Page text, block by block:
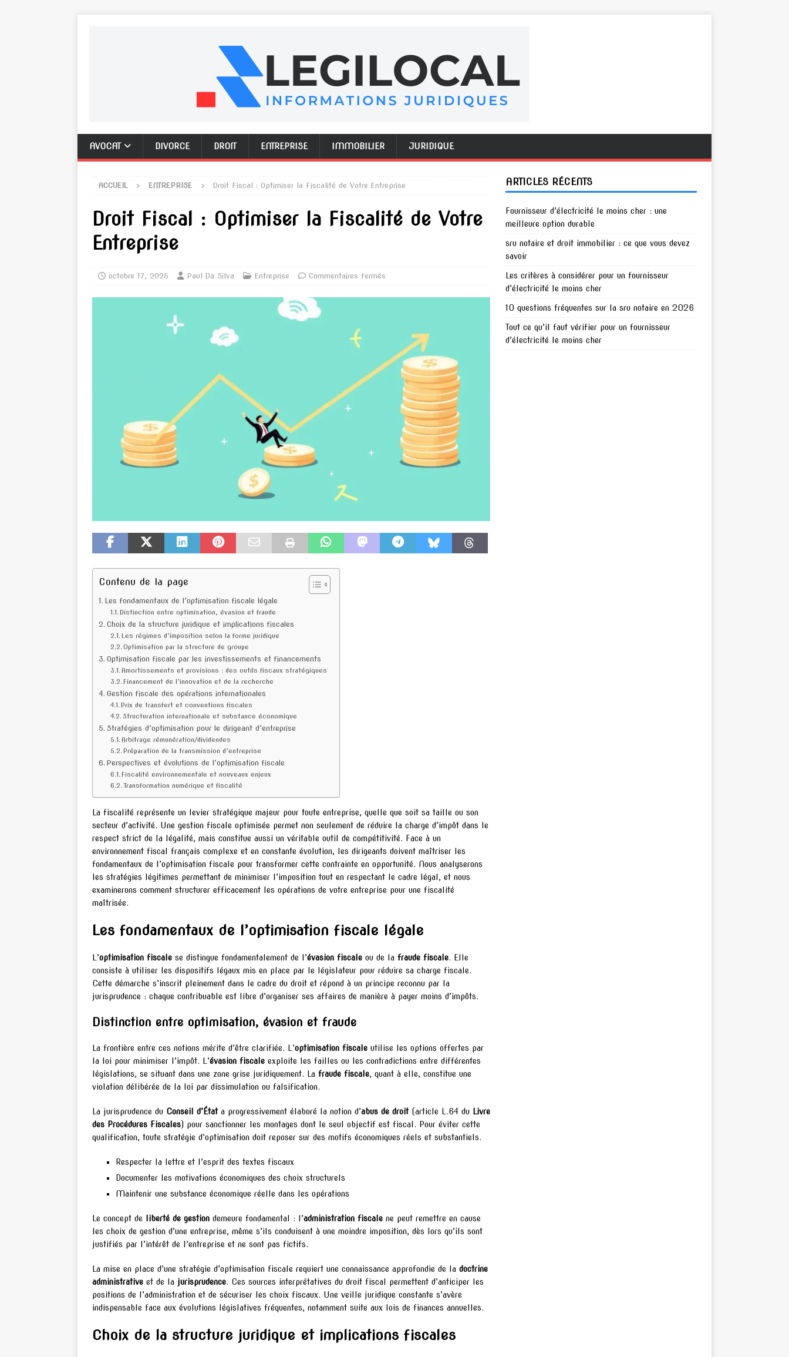
AVOCAT DIVORCE DROIT ENTREPRISE IMMOBILIER JURIDIQUE
ACCUEIL ENTREPRISE Droit Fiscal : Optimiser la Fiscalité de Votre Entreprise
Droit Fiscal : Optimiser la Fiscalité de Votre
Entreprise
octobre 17, 2025 Paul Da Silva Entreprise Commentaires fermés
Contenu de la page
Les fondamentaux de l’optimisation fiscale légale
Distinction entre optimisation, évasion et fraude
Choix de la structure juridique et implications fiscales
Les régimes d’imposition selon la forme juridique
Optimisation par la structure de groupe
Optimisation fiscale par les investissements et financements
Amortissements et provisions : des outils fiscaux stratégiques
Financement de l’innovation et de la recherche
Gestion fiscale des opérations internationales
Prix de transfert et conventions fiscales
Structuration internationale et substance économique
Stratégies d’optimisation pour le dirigeant d’entreprise
Arbitrage rémunération/dividendes
Préparation de la transmission d’entreprise
Perspectives et évolutions de l’optimisation fiscale
Fiscalité environnementale et nouveaux enjeux
Transformation numérique et fiscalité
La fiscalité représente un levier stratégique majeur pour toute entreprise, quelle que soit sa taille ou son
secteur d’activité. Une gestion fiscale optimisée permet non seulement de réduire la charge d’impôt dans le
respect strict de la légalité, mais constitue aussi un véritable outil de compétitivité. Face à un
environnement fiscal français complexe et en constante évolution, les dirigeants doivent maîtriser les
fondamentaux de l’optimisation fiscale pour transformer cette contrainte en opportunité. Nous analyserons
les stratégies légitimes permettant de minimiser l’imposition tout en respectant le cadre légal, et nous
examinerons comment structurer efficacement les opérations de votre entreprise pour une fiscalité
maîtrisée.
Les fondamentaux de l’optimisation fiscale légale
L’optimisation fiscale se distingue fondamentalement de l’évasion fiscale ou de la fraude fiscale. Elle
consiste à utiliser les dispositifs légaux mis en place par le législateur pour réduire sa charge fiscale.
Cette démarche s’inscrit pleinement dans le cadre du droit et répond à un principe reconnu par la
jurisprudence : chaque contribuable est libre d’organiser ses affaires de manière à payer moins d’impôts.
Distinction entre optimisation, évasion et fraude
La frontière entre ces notions mérite d’être clarifiée. L’optimisation fiscale utilise les options offertes par
la loi pour minimiser l’impôt. L’évasion fiscale exploite les failles ou les contradictions entre différentes
législations, se situant dans une zone grise juridiquement. La fraude fiscale, quant à elle, constitue une
violation délibérée de la loi par dissimulation ou falsification.
La jurisprudence du Conseil d’Étata progressivement élaboré la notion d’abus de droit(article L.64 du Livre
des Procédures Fiscales) pour sanctionner les montages dont le seul objectif est fiscal. Pour éviter cette
qualification, toute stratégie d’optimisation doit reposer sur des motifs économiques réels et substantiels.
Respecter la lettre et l’esprit des textes fiscaux
Documenter les motivations économiques des choix structurels
Maintenir une substance économique réelle dans les opérations
Le concept de liberté de gestion demeure fondamental : l’administration fiscale ne peut remettre en cause
les choix de gestion d’une entreprise, même s’ils conduisent à une moindre imposition, dès lors qu’ils sont
justifiés par l’intérêt de l’entreprise et ne sont pas fictifs.
La mise en place d’une stratégie d’optimisation fiscale requiert une connaissance approfondie de la doctrine
administrative et de la jurisprudence. Ces sources interprétatives du droit fiscal permettent d’anticiper les
positions de l’administration et de sécuriser les choix fiscaux. Une veille juridique constante s’avère
indispensable face aux évolutions législatives fréquentes, notamment suite aux lois de finances annuelles.
Choix de la structure juridique et implications fiscales
ARTICLES RÉCENTS
Fournisseur d’électricité le moins cher : une
meilleure option durable
sru notaire et droit immobilier : ce que vous devez
savoir
Les critères à considérer pour un fournisseur
d’électricité le moins cher
10 questions fréquentes sur la sru notaire en 2026
Tout ce qu’il faut vérifier pour un fournisseur
d’électricité le moins cher